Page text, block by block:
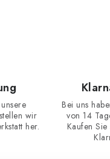
wir
her.
Bei uns
von 14
Kaufen